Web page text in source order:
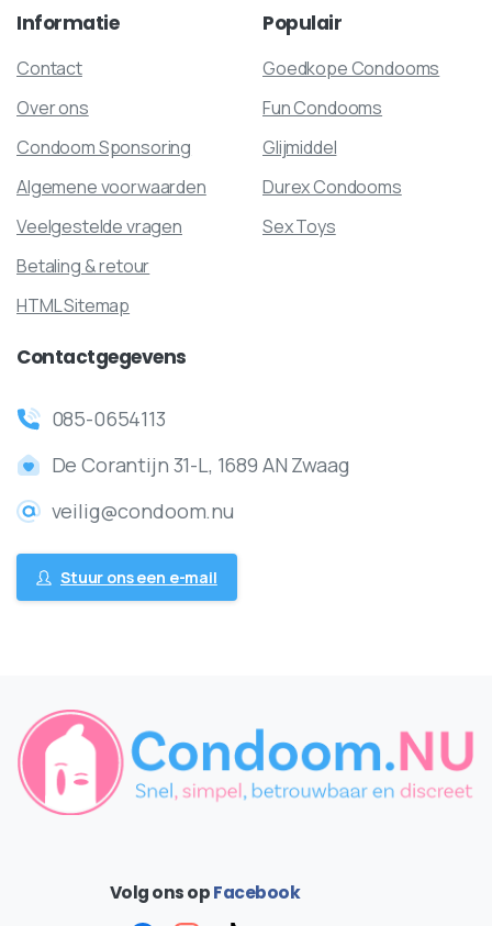
Informatie
Contact
Over ons
Condoom Sponsoring
Algemene voorwaarden
Veelgestelde vragen
Betaling & retour
HTML Sitemap
Populair
Goedkope Condooms
Fun Condooms
Glijmiddel
Durex Condooms
Sex Toys
Contactgegevens
085-0654113
De Corantijn 31-L, 1689 AN Zwaag
veilig@condoom.nu
Stuur ons een e-mail
Volg ons opFacebook